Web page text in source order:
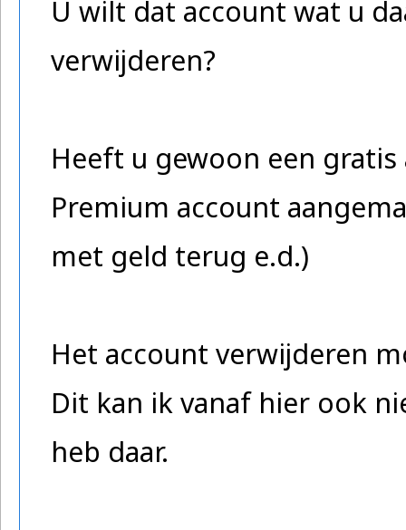
U wilt dat account wat u
verwijderen?
Heeft u gewoon een
Premium account
met geld terug e.d.)
Het account verwijderen
Dit kan ik vanaf hier ook
heb daar.